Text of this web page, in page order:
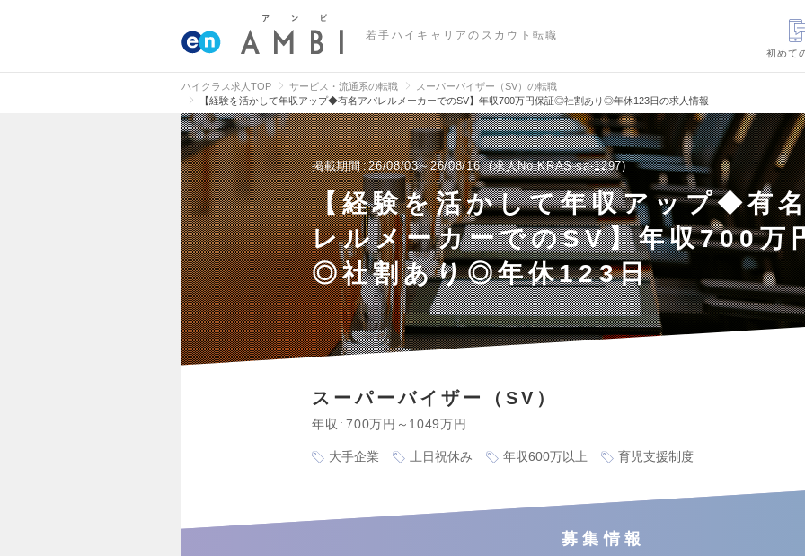
若手ハイキャリアのスカウト転職
初めて
ハイクラス求人TOP サービス・流通系の転職
スーパーバイザー（SV）の転職
【経験を活かして年収アップ◆有名アパレルメーカーでのSV】年収700万円保証◎社割あり◎年休123日の求人情報
掲載期間 26/08/03～26/08/16 求人No.KRAS-sa-1297
【経験を活かして年収アップ◆有
レルメーカーでのSV】年収700万
◎社割あり◎年休123日
スーパーバイザー（SV）
年収 700万円～1049万円
大手企業 土日祝休み 年収600万以上 育児支援制度
募集情報